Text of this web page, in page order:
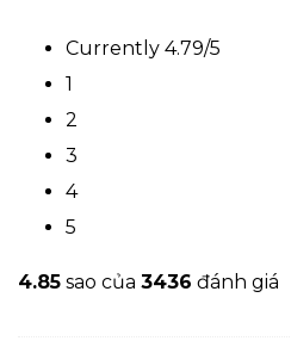
Currently 4.79/5
1
2
3
4
5
4.85 sao của 3436 đánh giá